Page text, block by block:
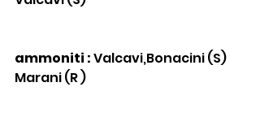
ammoniti : Valcavi,Bonacini (S)
Marani (R )